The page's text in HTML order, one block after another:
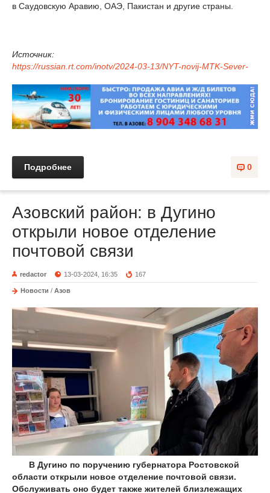
в Саудовскую Аравию, ОАЭ, Пакистан и другие страны.
Источник:
https://russian.rt.com/inotv/2024-03-13/NYT-novij-MTK-Sever-
0
Подробнее
Азовский район: в Дугино
открыли новое отделение
почтовой связи
redactor 13-03-2024, 16:35 167
Новости / Азов
В Дугино по поручению губернатора Ростовской
области открыли новое отделение почтовой связи.
Обслуживать оно будет также жителей близлежащих